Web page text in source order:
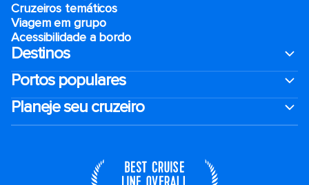
Cruzeiros temáticos
Viagem em grupo
Acessibilidade a bordo
Destinos
Portos populares
Planeje seu cruzeiro